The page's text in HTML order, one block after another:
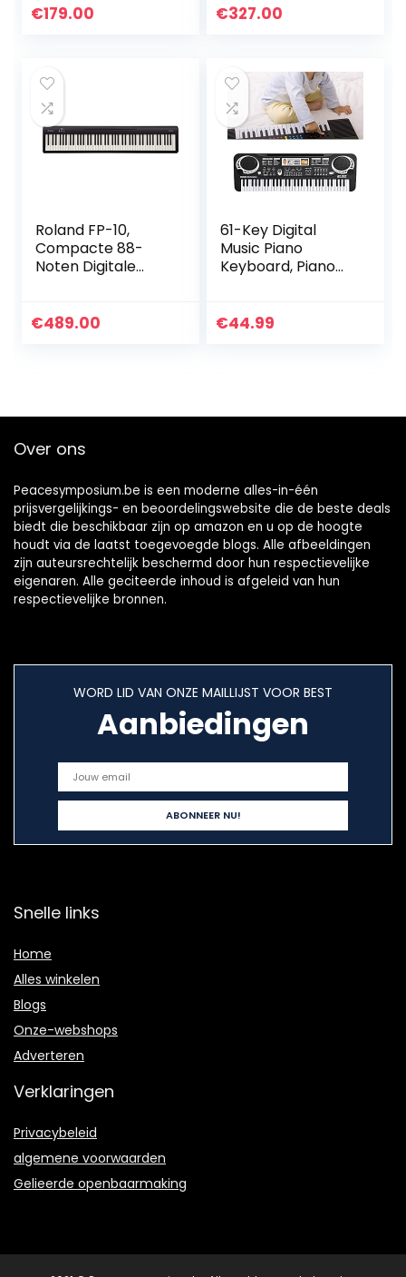
Speakers,
€179.00 €327.00
Roland FP-10,
Compacte 88-
Noten Digitale
Piano Tones,
Ervaren Spelers,
Connectiviteit –
€489.00
61-Key Digital
Music Piano
Keyboard, Piano
Kinderen
voor Beginners
€44.99
Over ons
Peacesymposium.be is een moderne alles-in-één
prijsvergelijkings- en beoordelingswebsite die de beste deals
biedt die beschikbaar zijn op amazon en u op de hoogte
houdt via de laatst toegevoegde blogs. Alle afbeeldingen
zijn auteursrechtelijk beschermd door hun respectievelijke
eigenaren. Alle geciteerde inhoud is afgeleid van hun
respectievelijke bronnen.
WORD LID VAN ONZE MAILLIJST VOOR BEST
Aanbiedingen
Snelle links
Home
Alles winkelen
Blogs
Onze-webshops
Adverteren
Verklaringen
Privacybeleid
algemene voorwaarden
Gelieerde openbaarmaking